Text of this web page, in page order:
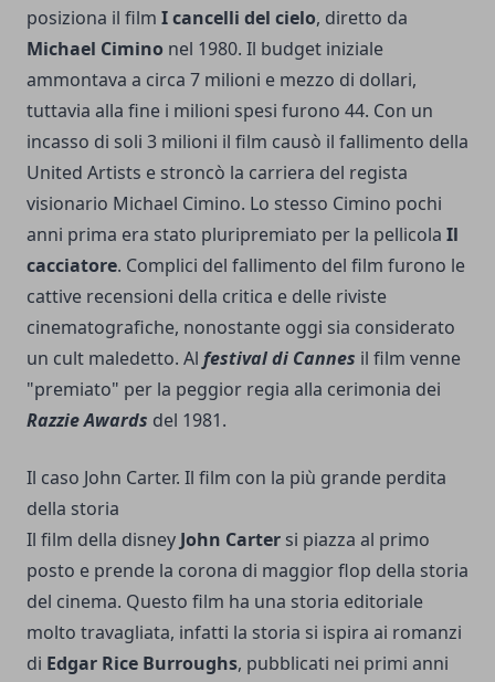
posiziona il film I cancelli del cielo, diretto da
Michael Cimino nel 1980. Il budget iniziale
ammontava a circa 7 milioni e mezzo di dollari,
tuttavia alla fine i milioni spesi furono 44. Con un
incasso di soli 3 milioni il film causò il fallimento della
United Artists e stroncò la carriera del regista
visionario Michael Cimino. Lo stesso Cimino pochi
anni prima era stato pluripremiato per la pellicola Il
cacciatore. Complici del fallimento del film furono le
cattive recensioni della critica e delle riviste
cinematografiche, nonostante oggi sia considerato
un cult maledetto. Al festival di Cannes il film venne
"premiato" per la peggior regia alla cerimonia dei
Razzie Awards del 1981.
Il caso John Carter. Il film con la più grande perdita
della storia
Il film della disney John Carter si piazza al primo
posto e prende la corona di maggior flop della storia
del cinema. Questo film ha una storia editoriale
molto travagliata, infatti la storia si ispira ai romanzi
di Edgar Rice Burroughs, pubblicati nei primi anni